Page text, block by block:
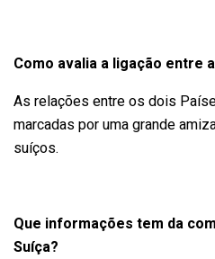
Como avalia a ligação entre
As relações entre os dois
marcadas por uma grande
suíços.
Que informações tem da
Suíça?